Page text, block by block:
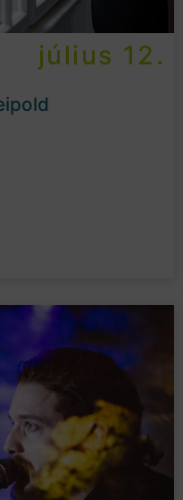
július 12.